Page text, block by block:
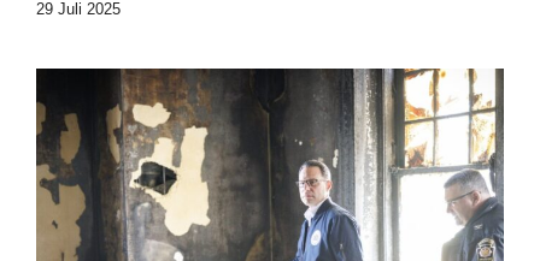
29 Juli 2025